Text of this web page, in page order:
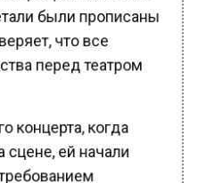
были прописаны
что все
перед театром
концерта, когда
сцене, ей начали